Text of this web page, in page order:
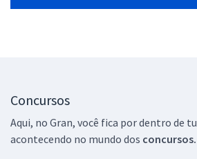
Concursos
Aqui, no Gran, você fica por dentro de
acontecendo no mundo dos concursos.